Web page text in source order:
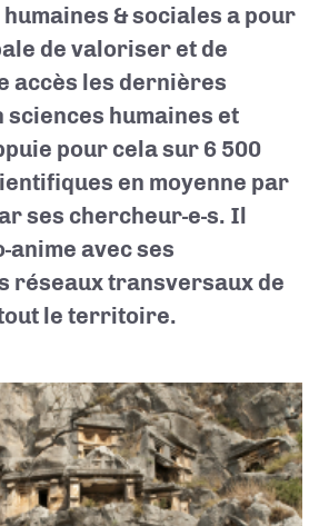
humaines & sociales a pour
de valoriser et de
accès les dernières
sciences humaines et
pour cela sur 6 500
en moyenne par
ses chercheur-e-s. Il
anime avec ses
réseaux transversaux de
le territoire.